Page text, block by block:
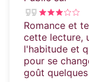
Romance et
cette lecture,
l'habitude et
pour se
goût